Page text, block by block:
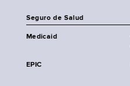
Seguro de Salud
Medicaid
EPIC